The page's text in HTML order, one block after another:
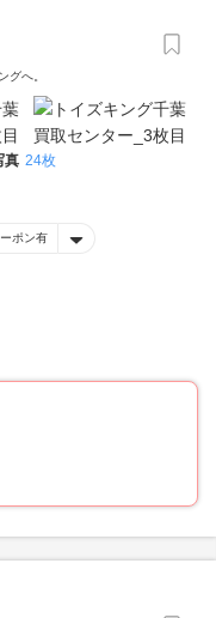
グへ。‎
真 24枚
ポン有